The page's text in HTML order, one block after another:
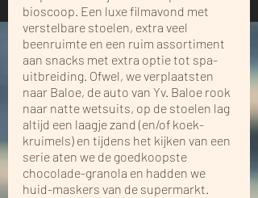
bioscoop. Een luxe filmavond met
verstelbare stoelen, extra veel
beenruimte en een ruim assortiment
aan snacks met extra optie tot spa-
uitbreiding. Ofwel, we verplaatsten
naar Baloe, de auto van Yv. Baloe rook
naar natte wetsuits, op de stoelen lag
altijd een laagje zand (en/of koek-
kruimels) en tijdens het kijken van een
serie aten we de goedkoopste
chocolade-granola en hadden we
huid-maskers van de supermarkt.